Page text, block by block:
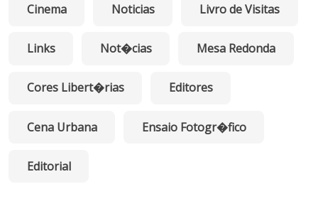
Cinema Noticias Livro de Visitas
Links Not�cias Mesa Redonda
Cores Libert�rias Editores
Cena Urbana Ensaio Fotogr�fico
Editorial